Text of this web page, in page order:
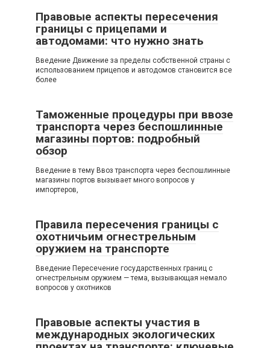
Правовые аспекты пересечения
границы с прицепами и
автодомами: что нужно знать
Введение Движение за пределы собственной страны с
использованием прицепов и автодомов становится все
более
Таможенные процедуры при ввозе
транспорта через беспошлинные
магазины портов: подробный
обзор
Введение в тему Ввоз транспорта через беспошлинные
магазины портов вызывает много вопросов у
импортеров,
Правила пересечения границы с
охотничьим огнестрельным
оружием на транспорте
Введение Пересечение государственных границ с
огнестрельным оружием — тема, вызывающая немало
вопросов у охотников
Правовые аспекты участия в
международных экологических